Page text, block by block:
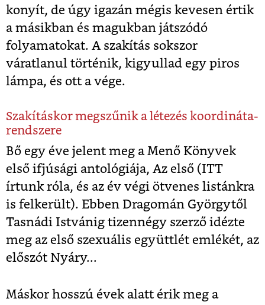
konyít, de úgy igazán mégis kevesen értik
a másikban és magukban játszódó
folyamatokat. A szakítás sokszor
váratlanul történik, kigyullad egy piros
lámpa, és ott a vége.
Szakításkor megszűnik a létezés koordináta-
rendszere
Bő egy éve jelent meg a Menő Könyvek
első ifjúsági antológiája, Az első (ITT
írtunk róla, és az év végi ötvenes listánkra
is felkerült). Ebben Dragomán Györgytől
Tasnádi Istvánig tizennégy szerző idézte
meg az első szexuális együttlét emlékét, az
előszót Nyáry...
Máskor hosszú évek alatt érik meg a